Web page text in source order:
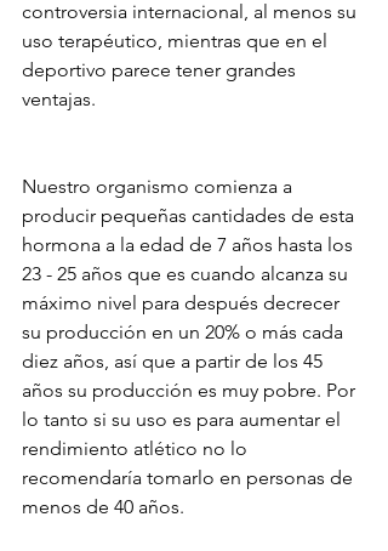
controversia internacional, al menos su
uso terapéutico, mientras que en el
deportivo parece tener grandes
ventajas.
Nuestro organismo comienza a
producir pequeñas cantidades de esta
hormona a la edad de 7 años hasta los
23 - 25 años que es cuando alcanza su
máximo nivel para después decrecer
su producción en un 20% o más cada
diez años, así que a partir de los 45
años su producción es muy pobre. Por
lo tanto si su uso es para aumentar el
rendimiento atlético no lo
recomendaría tomarlo en personas de
menos de 40 años.